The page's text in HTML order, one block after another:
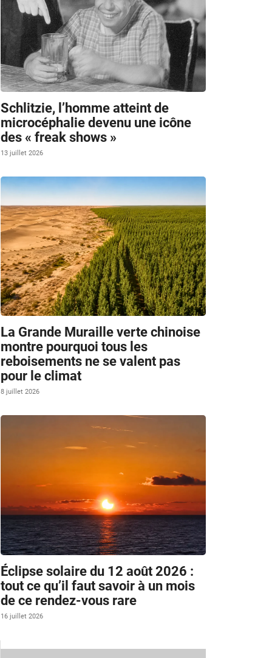
Schlitzie, l’homme atteint de
microcéphalie devenu une icône
des « freak shows »
13 juillet 2026
La Grande Muraille verte chinoise
montre pourquoi tous les
reboisements ne se valent pas
pour le climat
8 juillet 2026
Éclipse solaire du 12 août 2026 :
tout ce qu’il faut savoir à un mois
de ce rendez-vous rare
16 juillet 2026